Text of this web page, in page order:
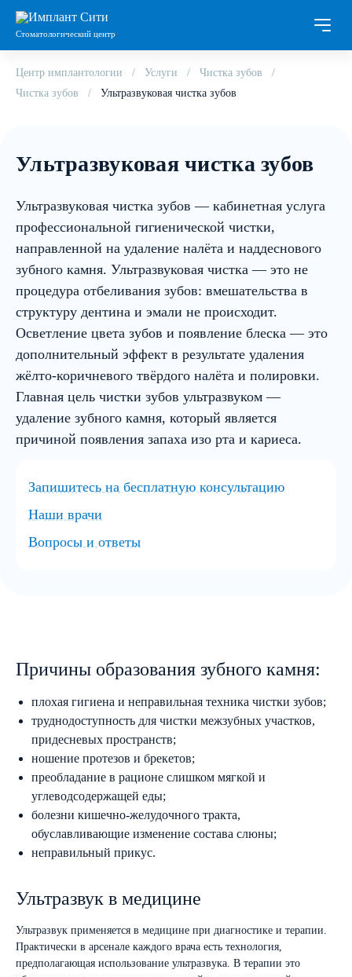
Стоматологический центр
Центр имплантологии Услуги
Чистка зубов
Чистка зубов
Ультразвуковая чистка зубов
Ультразвуковая чистка зубов
Ультразвуковая чистка зубов — кабинетная услуга
профессиональной гигиенической чистки,
направленной на удаление налёта и наддеснового
зубного камня. Ультразвуковая чистка — это не
процедура отбеливания зубов: вмешательства в
структуру дентина и эмали не происходит.
Осветление цвета зубов и появление блеска — это
дополнительный эффект в результате удаления
жёлто-коричневого твёрдого налёта и полировки.
Главная цель чистки зубов ультразвуком —
удаление зубного камня, который является
причиной появления запаха изо рта и кариеса.
Запишитесь на бесплатную консультацию
Наши врачи
Вопросы и ответы
Причины образования зубного камня:
плохая гигиена и неправильная техника чистки зубов;
труднодоступность для чистки межзубных участков,
придесневых пространств;
ношение протезов и брекетов;
преобладание в рационе слишком мягкой и
углеводсодержащей еды;
болезни кишечно-желудочного тракта,
обуславливающие изменение состава слюны;
неправильный прикус.
Ультразвук в медицине
Ультразвук применяется в медицине при диагностике и терапии.
Практически в арсенале каждого врача есть технология,
предполагающая использование ультразвука. В терапии это